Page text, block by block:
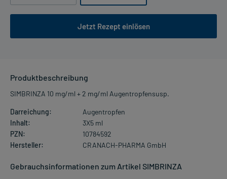
Jetzt Rezept einlösen
Produktbeschreibung
SIMBRINZA 10 mg/ml + 2 mg/ml Augentropfensusp.
Darreichung:
Augentropfen
Inhalt:
3X5 ml
PZN:
10784592
Hersteller:
CRANACH-PHARMA GmbH
Gebrauchsinformationen zum Artikel SIMBRINZA